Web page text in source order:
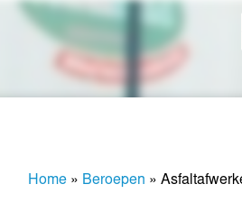
Home » Beroepen »